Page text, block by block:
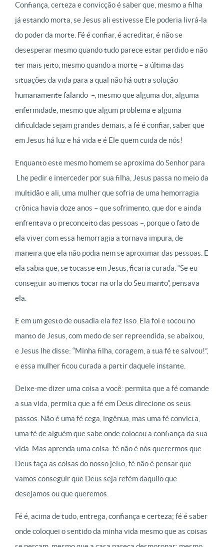
Confiança, certeza e convicção é saber que, mesmo a filha
já estando morta, se Jesus ali estivesse Ele poderia livrá-la
do poder da morte. Fé é confiar, é acreditar, é não se
desesperar mesmo quando tudo parece estar perdido e não
ter mais jeito, mesmo quando a morte – a última das
situações da vida para a qual não há outra solução
humanamente falando –, mesmo que alguma dor, alguma
enfermidade, mesmo que algum problema e alguma
dificuldade sejam grandes demais, a fé é confiar, saber que
em Jesus há luz e há vida e é Ele quem cuida de nós!
Enquanto este mesmo homem se aproxima do Senhor para
Lhe pedir e interceder por sua filha, Jesus passa no meio da
multidão e ali, uma mulher que sofria de uma hemorragia
crônica havia doze anos – que sofrimento, que dor e ainda
enfrentava o preconceito das pessoas –, porque o fato de
ela viver com essa hemorragia a tornava impura, de
maneira que ela não podia nem se aproximar das pessoas. E
ela sabia que, se tocasse em Jesus, ficaria curada. “Se eu
conseguir ao menos tocar na orla do Seu manto”, pensava
ela.
E em um gesto de ousadia ela fez isso. Ela foi e tocou no
manto de Jesus, com medo de ser repreendida, se abaixou,
e Jesus lhe disse: “Minha filha, coragem, a tua fé te salvou!”,
e essa mulher ficou curada a partir daquele instante.
Deixe-me dizer uma coisa a você: permita que a fé comande
a sua vida, permita que a fé em Deus direcione os seus
passos. Não é uma fé cega, ingênua, mas uma fé convicta,
uma fé de alguém que sabe onde colocou a confiança da sua
vida. Mas aprenda uma coisa: fé não é nós querermos que
Deus faça as coisas do nosso jeito; fé não é pensar que
vamos conseguir que Deus seja refém daquilo que
desejamos ou que queremos.
Fé é, acima de tudo, entrega, confiança e certeza; fé é saber
onde coloquei o sentido da minha vida mesmo que as coisas